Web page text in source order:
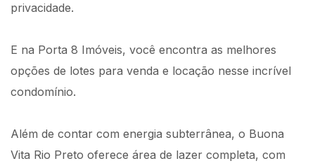
privacidade.
E na Porta 8 Imóveis, você encontra as melhores
opções de lotes para venda e locação nesse incrível
condomínio.
Além de contar com energia subterrânea, o Buona
Vita Rio Preto oferece área de lazer completa, com